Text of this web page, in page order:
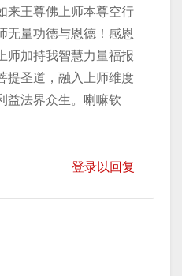
来王尊佛上师本尊空行
无量功德与恩德！感恩
师加持我智慧力量福报
提圣道，融入上师维度
益法界众生。喇嘛钦
登录以回复